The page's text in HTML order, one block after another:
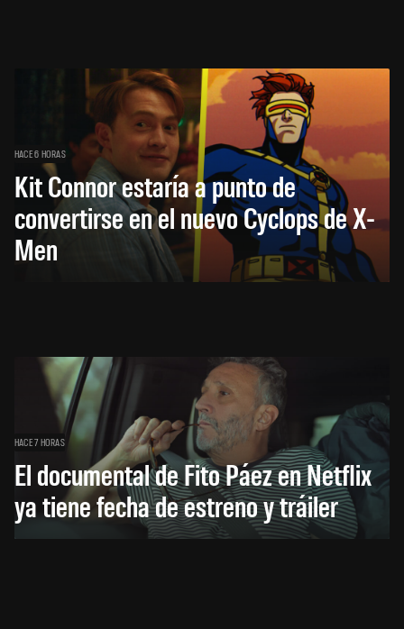
HACE 6 HORAS
Kit Connor estaría a punto de
convertirse en el nuevo Cyclops de X-
Men
HACE 7 HORAS
El documental de Fito Páez en Netflix
ya tiene fecha de estreno y tráiler